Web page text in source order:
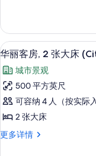
床,
无
障
碍,
海
滨
(Bathtub)
的
特
大
床,
障
碍,
海
滨
(Bathtub)
多
显
示
华
丽
客
2
8
华丽客房, 2 张大床
城市景观
500 平方英尺
可容纳 4 人（按实际
2 张大床
更多详情
华